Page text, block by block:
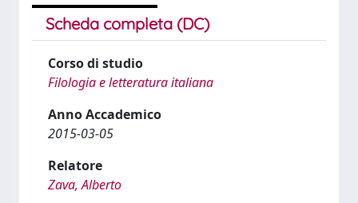
Scheda completa (DC)
Corso di studio
Filologia e letteratura italiana
Anno Accademico
2015-03-05
Relatore
Zava, Alberto